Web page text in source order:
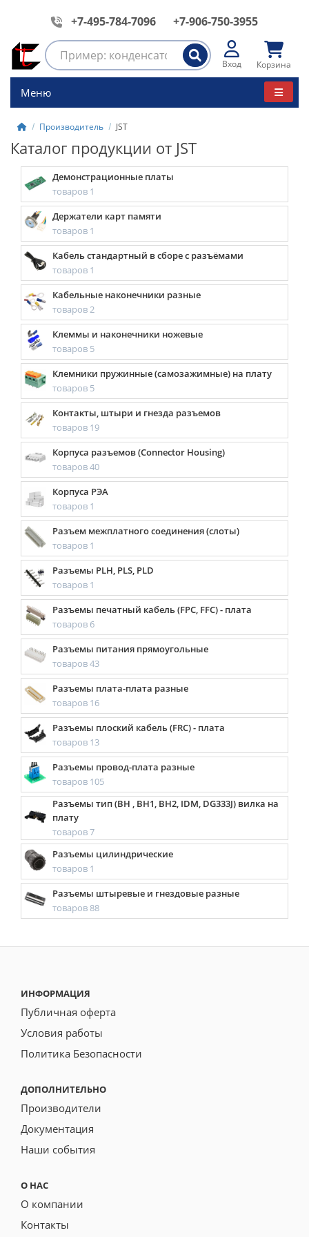
+7-495-784-7096 +7-906-750-3955
Вход Корзина
Меню
Производитель JST
Каталог продукции от JST
Демонстрационные платы
товаров 1
Держатели карт памяти
товаров 1
Кабель стандартный в сборе с разъёмами
товаров 1
Кабельные наконечники разные
товаров 2
Клеммы и наконечники ножевые
товаров 5
Клемники пружинные (самозажимные) на плату
товаров 5
Контакты, штыри и гнезда разъемов
товаров 19
Корпуса разъемов (Connector Housing)
товаров 40
Корпуса РЭА
товаров 1
Разъем межплатного соединения (слоты)
товаров 1
Разъемы PLH, PLS, PLD
товаров 1
Разъемы печатный кабель (FPC, FFC) - плата
товаров 6
Разъемы питания прямоугольные
товаров 43
Разъемы плата-плата разные
товаров 16
Разъемы плоский кабель (FRC) - плата
товаров 13
Разъемы провод-плата разные
товаров 105
Разъемы тип (BH , BH1, BH2, IDM, DG333J) вилка на
плату
товаров 7
Разъемы цилиндрические
товаров 1
Разъемы штыревые и гнездовые разные
товаров 88
ИНФОРМАЦИЯ
Публичная оферта
Условия работы
Политика Безопасности
ДОПОЛНИТЕЛЬНО
Производители
Документация
Наши события
О НАС
О компании
Контакты